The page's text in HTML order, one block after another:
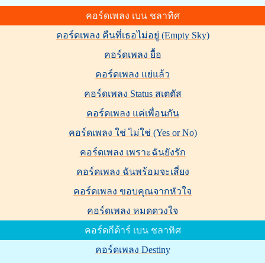
คอร์ดเพลง เบน ชลาทิศ
คอร์ดเพลง คืนที่เธอไม่อยู่ (Empty Sky)
คอร์ดเพลง ยื้อ
คอร์ดเพลง แย่แล้ว
คอร์ดเพลง Status สเตตัส
คอร์ดเพลง แค่เพื่อนกัน
คอร์ดเพลง ใช่ ไม่ใช่ (Yes or No)
คอร์ดเพลง เพราะฉันยังรัก
คอร์ดเพลง ฉันพร้อมจะเสี่ยง
คอร์ดเพลง ขอบคุณจากหัวใจ
คอร์ดเพลง หมดดวงใจ
คอร์ดกีต้าร์ เบน ชลาทิศ
คอร์ดเพลง Destiny